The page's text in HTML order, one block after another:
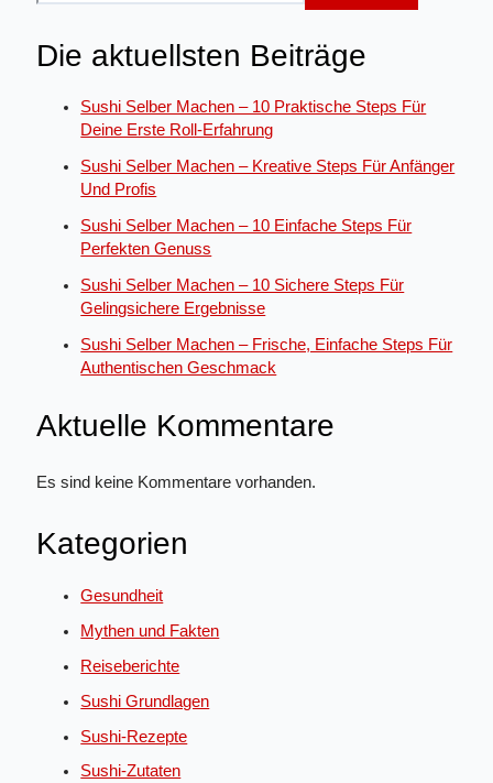
Die aktuellsten Beiträge
Sushi Selber Machen – 10 Praktische Steps Für
Deine Erste Roll-Erfahrung
Sushi Selber Machen – Kreative Steps Für Anfänger
Und Profis
Sushi Selber Machen – 10 Einfache Steps Für
Perfekten Genuss
Sushi Selber Machen – 10 Sichere Steps Für
Gelingsichere Ergebnisse
Sushi Selber Machen – Frische, Einfache Steps Für
Authentischen Geschmack
Aktuelle Kommentare
Es sind keine Kommentare vorhanden.
Kategorien
Gesundheit
Mythen und Fakten
Reiseberichte
Sushi Grundlagen
Sushi-Rezepte
Sushi-Zutaten